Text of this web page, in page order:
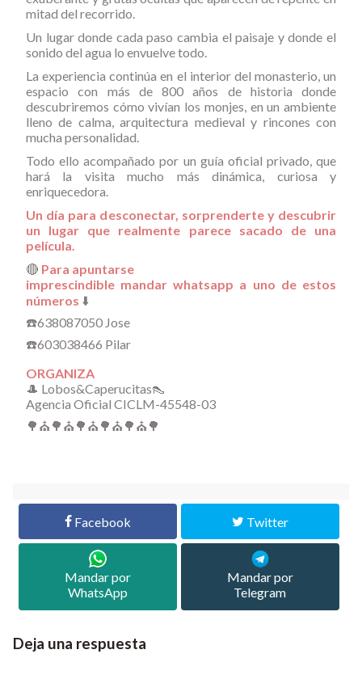
mitad del recorrido.
Un lugar donde cada paso cambia el paisaje y donde el
sonido del agua lo envuelve todo.
La experiencia continúa en el interior del monasterio, un
espacio con más de 800 años de historia donde
descubriremos cómo vivían los monjes, en un ambiente
lleno de calma, arquitectura medieval y rincones con
mucha personalidad.
Todo ello acompañado por un guía oficial privado, que
hará la visita mucho más dinámica, curiosa y
enriquecedora.
Un día para desconectar, sorprenderte y descubrir
un lugar que realmente parece sacado de una
película.
🔴 Para apuntarse
imprescindible mandar whatsapp a uno de estos
números ⬇️
☎️638087050 Jose
☎️603038466 Pilar
ORGANIZA
🎩 Lobos&Caperucitas👠
Agencia Oficial CICLM-45548-03
🌳⛪️🌳⛪️🌳⛪️🌳⛪️🌳⛪️🌳
Facebook Twitter
Mandar por
WhatsApp
Mandar por
Telegram
Deja una respuesta